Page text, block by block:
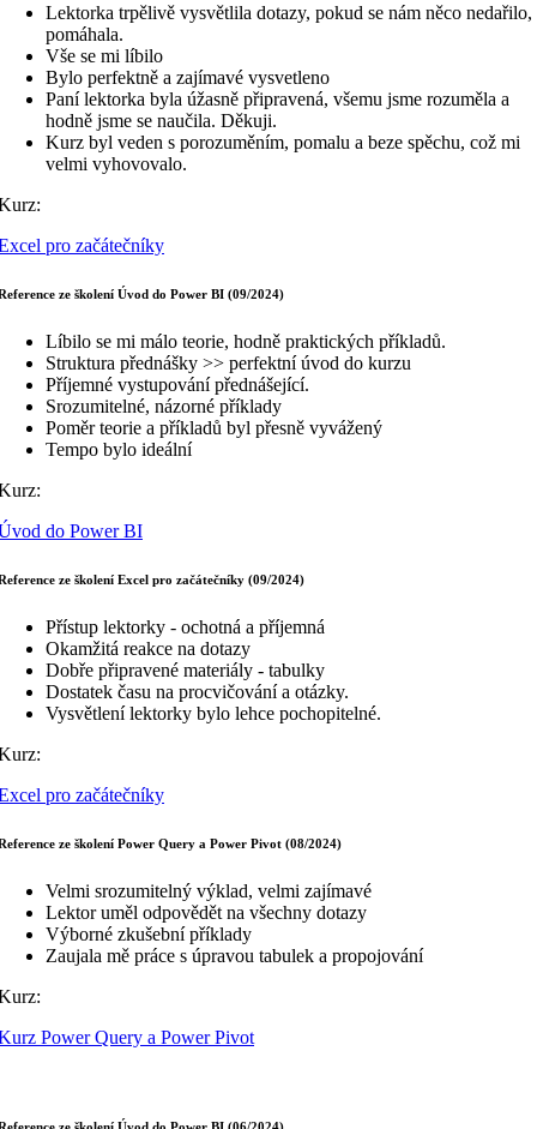
Lektorka trpělivě vysvětlila dotazy, pokud se nám něco nedařilo,
pomáhala.
Vše se mi líbilo
Bylo perfektně a zajímavé vysvetleno
Paní lektorka byla úžasně připravená, všemu jsme rozuměla a
hodně jsme se naučila. Děkuji.
Kurz byl veden s porozuměním, pomalu a beze spěchu, což mi
velmi vyhovovalo.
pro začátečníky
ze školení Úvod do Power BI (09/2024)
Líbilo se mi málo teorie, hodně praktických příkladů.
Struktura přednášky >> perfektní úvod do kurzu
Příjemné vystupování přednášející.
Srozumitelné, názorné příklady
Poměr teorie a příkladů byl přesně vyvážený
Tempo bylo ideální
do Power BI
ze školení Excel pro začátečníky (09/2024)
Přístup lektorky - ochotná a příjemná
Okamžitá reakce na dotazy
Dobře připravené materiály - tabulky
Dostatek času na procvičování a otázky.
Vysvětlení lektorky bylo lehce pochopitelné.
pro začátečníky
ze školení Power Query a Power Pivot (08/2024)
Velmi srozumitelný výklad, velmi zajímavé
Lektor uměl odpovědět na všechny dotazy
Výborné zkušební příklady
Zaujala mě práce s úpravou tabulek a propojování
Power Query a Power Pivot
ze školení Úvod do Power BI (06/2024)